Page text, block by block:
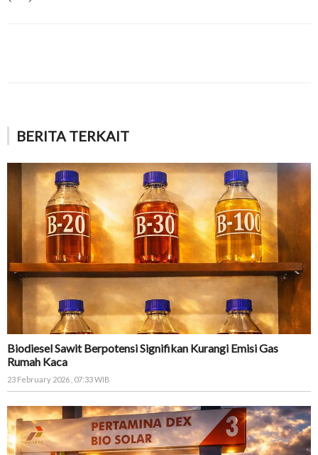
BERITA TERKAIT
Biodiesel Sawit Berpotensi Signifikan Kurangi Emisi Gas
Rumah Kaca
23 February 2026 , 07:33 WIB